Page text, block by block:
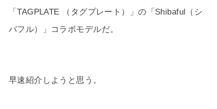
「TAGPLATE （タグプレート）」の「Shibaful（シ
バフル）」コラボモデルだ。
早速紹介しようと思う。